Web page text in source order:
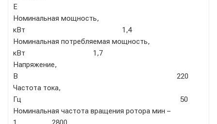
Е
Номинальная мощность,
кВт 1,4
Номинальная потребляемая мощность,
кВт 1,7
Напряжение,
В 220
Частота тока,
Гц 50
Номинальная частота вращения ротора мин –